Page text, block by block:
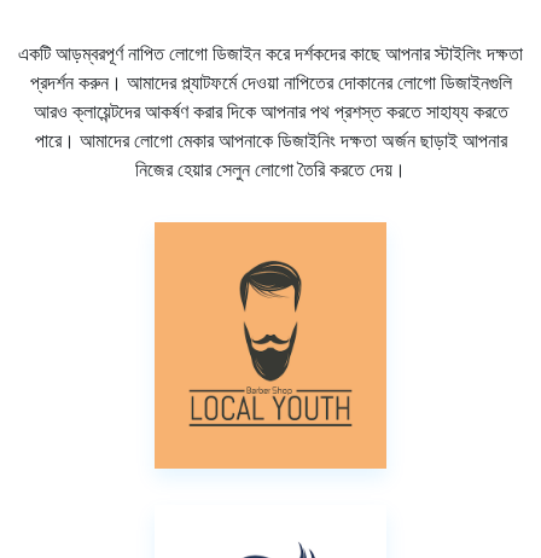
একটি আড়ম্বরপূর্ণ নাপিত লোগো ডিজাইন করে দর্শকদের কাছে আপনার স্টাইলিং দক্ষতা
প্রদর্শন করুন। আমাদের প্ল্যাটফর্মে দেওয়া নাপিতের দোকানের লোগো ডিজাইনগুলি
আরও ক্লায়েন্টদের আকর্ষণ করার দিকে আপনার পথ প্রশস্ত করতে সাহায্য করতে
পারে। আমাদের লোগো মেকার আপনাকে ডিজাইনিং দক্ষতা অর্জন ছাড়াই আপনার
নিজের হেয়ার সেলুন লোগো তৈরি করতে দেয়।